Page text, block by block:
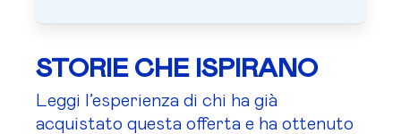
STORIE CHE ISPIRANO
Leggi l’esperienza di chi ha già
acquistato questa offerta e ha ottenuto